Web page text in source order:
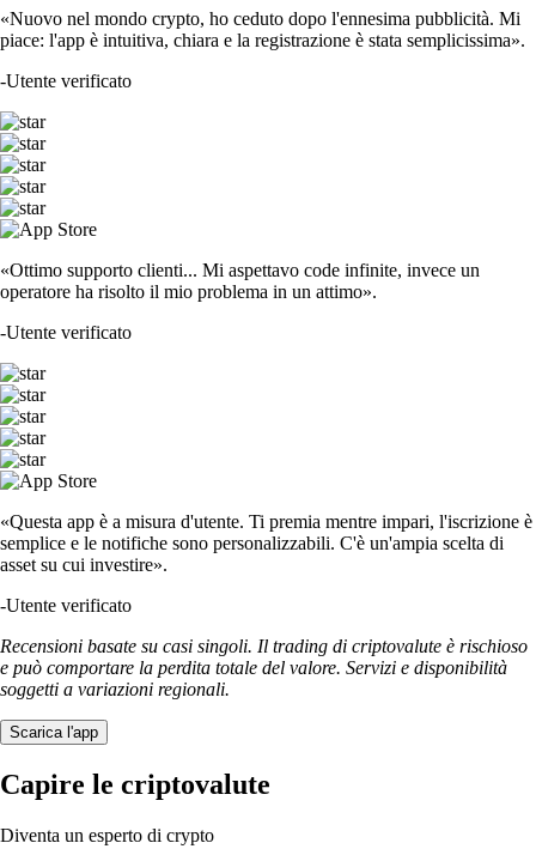
«Nuovo nel mondo crypto, ho ceduto dopo l'ennesima pubblicità. Mi
piace: l'app è intuitiva, chiara e la registrazione è stata semplicissima».
-Utente verificato
«Ottimo supporto clienti... Mi aspettavo code infinite, invece un
operatore ha risolto il mio problema in un attimo».
-Utente verificato
«Questa app è a misura d'utente. Ti premia mentre impari, l'iscrizione è
semplice e le notifiche sono personalizzabili. C'è un'ampia scelta di
asset su cui investire».
-Utente verificato
Recensioni basate su casi singoli. Il trading di criptovalute è rischioso
e può comportare la perdita totale del valore. Servizi e disponibilità
soggetti a variazioni regionali.
Scarica l'app
Capire le criptovalute
Diventa un esperto di crypto